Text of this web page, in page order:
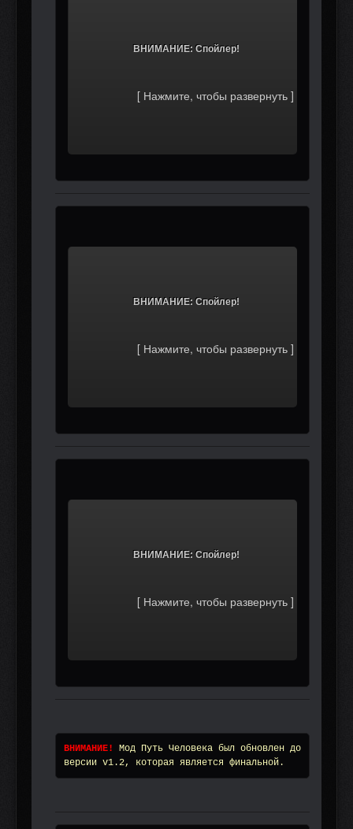
ВНИМАНИЕ!
Мод Путь Человека был обновлен до
версии v1.2, которая является финальной.